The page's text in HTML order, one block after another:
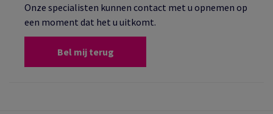
Onze specialisten kunnen contact met u opnemen op
een moment dat het u uitkomt.
Bel mij terug